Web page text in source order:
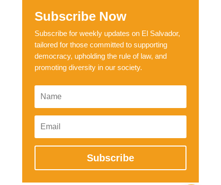
Subscribe Now
Subscribe for weekly updates on El Salvador,
tailored for those committed to supporting
democracy, upholding the rule of law, and
promoting diversity in our society.
Subscribe